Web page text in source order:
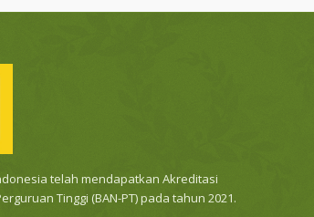
telah mendapatkan Akreditasi
Tinggi (BAN-PT) pada tahun 2021.